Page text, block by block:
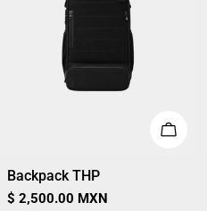
Backpack THP
Precio
$ 2,500.00 MXN